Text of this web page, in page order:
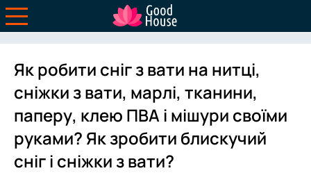
Як робити сніг з вати на нитці,
сніжки з вати, марлі, тканини,
паперу, клею ПВА і мішури своїми
руками? Як зробити блискучий
сніг і сніжки з вати?